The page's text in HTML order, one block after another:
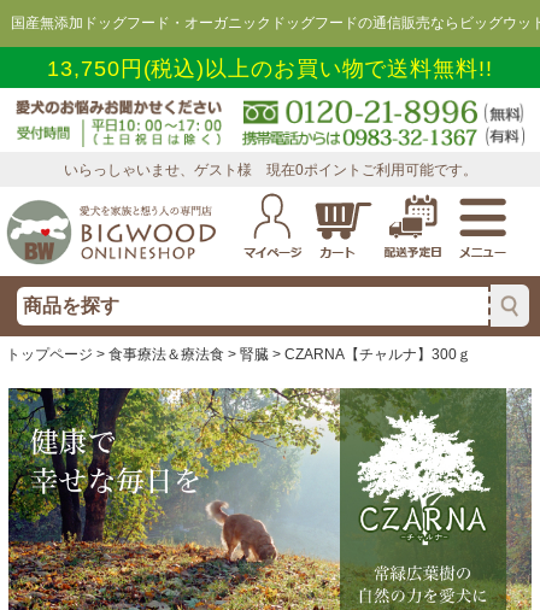
国産無添加ドッグフード・オーガニックドッグフードの通信販売ならビッグウッ
13,750円(税込)以上のお買い物で送料無料!!
いらっしゃいませ、ゲスト様 現在0ポイントご利用可能です。
トップページ > 食事療法＆療法食 > 腎臓 > CZARNA【チャルナ】300ｇ